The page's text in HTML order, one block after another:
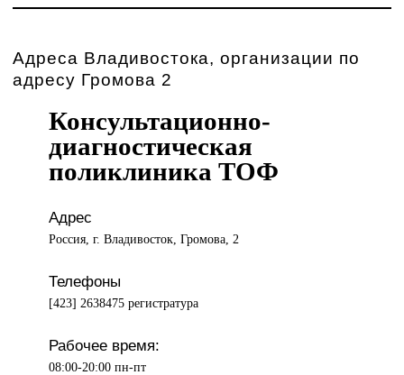
Адреса Владивостока, организации по
адресу Громова 2
Консультационно-
диагностическая
поликлиника ТОФ
Адрес
Россия, г. Владивосток, Громова, 2
Телефоны
[423] 2638475 регистратура
Рабочее время:
08:00-20:00 пн-пт